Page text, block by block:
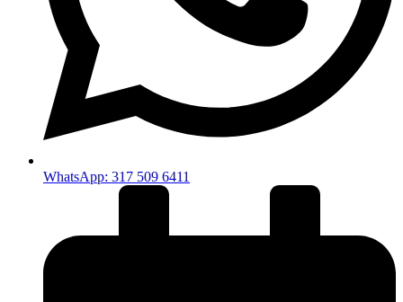
WhatsApp: 317 509 6411